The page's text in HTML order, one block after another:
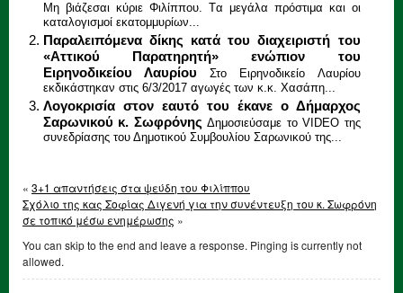
Μη βιάζεσαι κύριε Φιλίππου. Tα μεγάλα πρόστιμα και οι
καταλογισμοί εκατομμυρίων...
Παραλειπόμενα δίκης κατά του διαχειριστή του
«Αττικού Παρατηρητή» ενώπιον του
Ειρηνοδικείου Λαυρίου
Στο Ειρηνοδικείο Λαυρίου
εκδικάστηκαν στις 6/3/2017 αγωγές των κ.κ. Χασάπη...
Λογοκρισία στον εαυτό του έκανε ο Δήμαρχος
Σαρωνικού κ. Σωφρόνης Δημοσιεύσαμε το VIDEO της
συνεδρίασης του Δημοτικού Συμβουλίου Σαρωνικού της...
« 3+1 απαντήσεις στα ψεύδη του Φιλίππου
Σχόλιο της κας Σοφίας Διγενή για την συνέντευξη του κ. Σωφρόνη
σε τοπικό μέσω ενημέρωσης »
You can skip to the end and leave a response. Pinging is currently not
allowed.